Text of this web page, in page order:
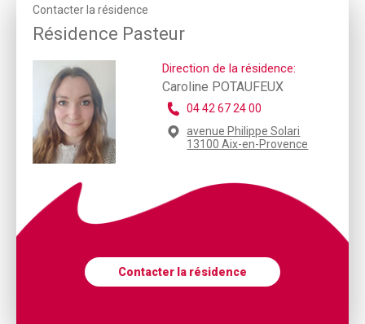
Contacter la résidence
Résidence Pasteur
Direction de la résidence:
Caroline POTAUFEUX
04 42 67 24 00
avenue Philippe Solari
13100 Aix-en-Provence
Contacter la résidence